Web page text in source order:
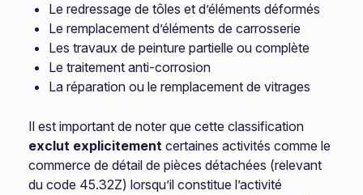
Le redressage de tôles et d’éléments déformés
Le remplacement d’éléments de carrosserie
Les travaux de peinture partielle ou complète
Le traitement anti-corrosion
La réparation ou le remplacement de vitrages
Il est important de noter que cette classification
exclut explicitement certaines activités comme le
commerce de détail de pièces détachées (relevant
du code 45.32Z) lorsqu’il constitue l’activité